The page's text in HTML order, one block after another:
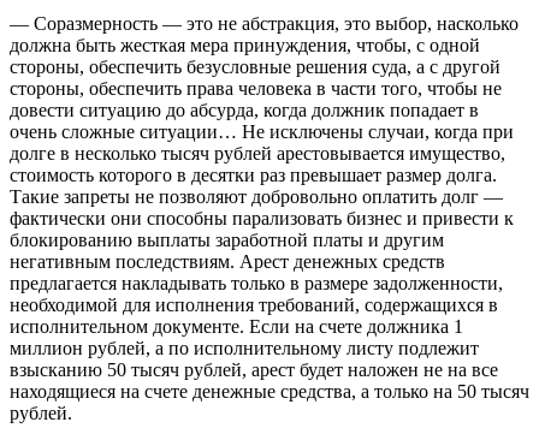
— Соразмерность — это не абстракция, это выбор, насколько
должна быть жесткая мера принуждения, чтобы, с одной
стороны, обеспечить безусловные решения суда, а с другой
стороны, обес­печить права человека в части того, чтобы не
довести ситуацию до абсурда, когда должник попадает в
очень сложные ситуации… Не исключены случаи, когда при
долге в несколько тысяч руб­лей арестовывается имущество,
стоимость которого в десятки раз превышает размер долга.
Такие запреты не позволяют добровольно оплатить долг —
фактически они способны парализовать бизнес и привести к
блокированию выплаты заработной платы и другим
негативным последствиям. Арест денежных средств
предлагается накладывать только в размере задолженности,
необходимой для исполнения требований, содержащихся в
исполнительном документе. Если на счете должника 1
миллион рублей, а по исполнительному листу подлежит
взысканию 50 тысяч рублей, арест будет наложен не на все
находящиеся на счете денежные средства, а только на 50 тысяч
рублей.